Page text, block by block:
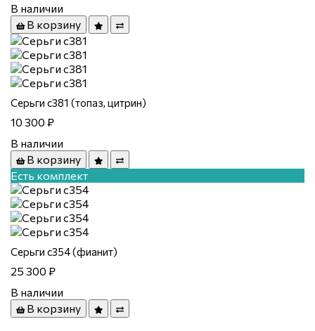
В наличии
В корзину
Серьги с381 (топаз, цитрин)
10 300 ₽
В наличии
В корзину
Есть комплект
Серьги с354 (фианит)
25 300 ₽
В наличии
В корзину